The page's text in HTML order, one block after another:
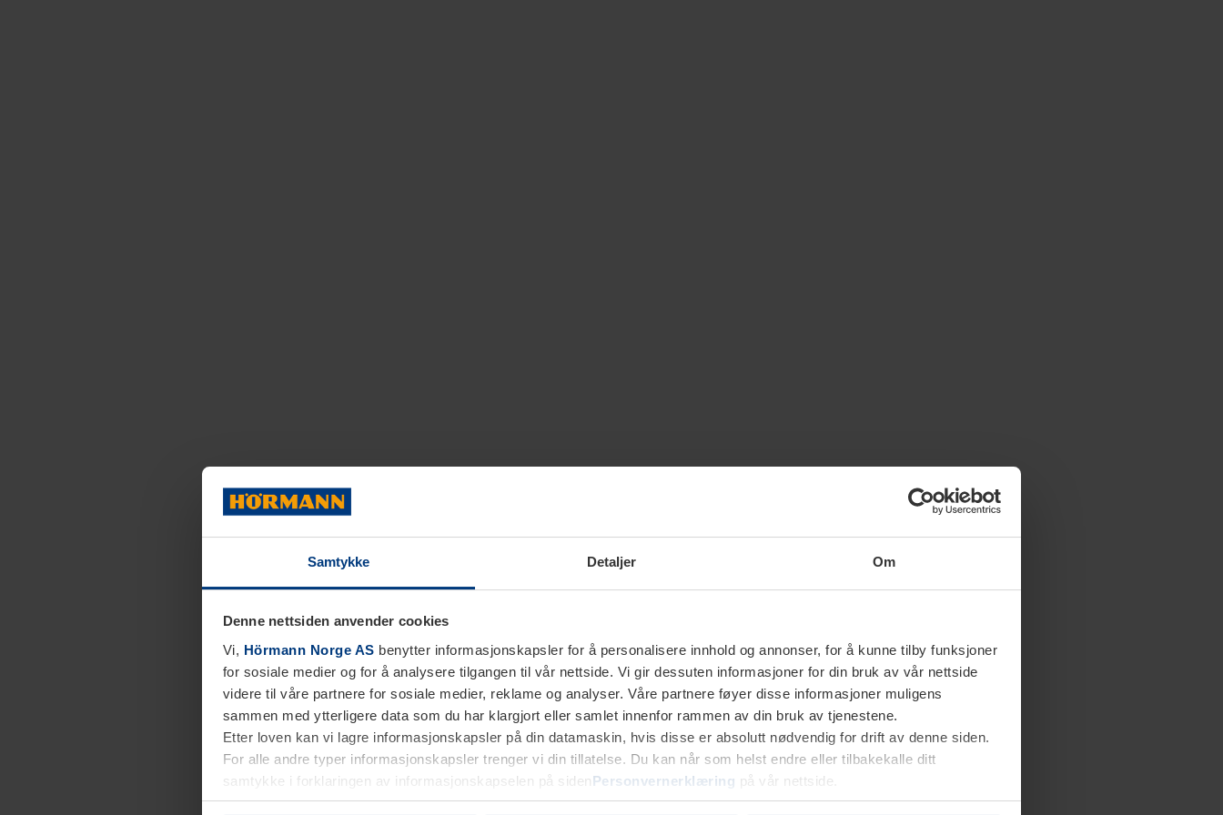
Samtykke Detaljer Om
Denne nettsiden anvender cookies
Vi, Hörmann Norge AS benytter informasjonskapsler for å personalisere innhold og annonser, for å kunne tilby funksjoner
for sosiale medier og for å analysere tilgangen til vår nettside. Vi gir dessuten informasjoner for din bruk av vår nettside
videre til våre partnere for sosiale medier, reklame og analyser. Våre partnere føyer disse informasjoner muligens
sammen med ytterligere data som du har klargjort eller samlet innenfor rammen av din bruk av tjenestene.
Etter loven kan vi lagre informasjonskapsler på din datamaskin, hvis disse er absolutt nødvendig for drift av denne siden.
For alle andre typer informasjonskapsler trenger vi din tillatelse. Du kan når som helst endre eller tilbakekalle ditt
samtykke i forklaringen av informasjonskapselen på sidenPersonvernerklæring på vår nettside.